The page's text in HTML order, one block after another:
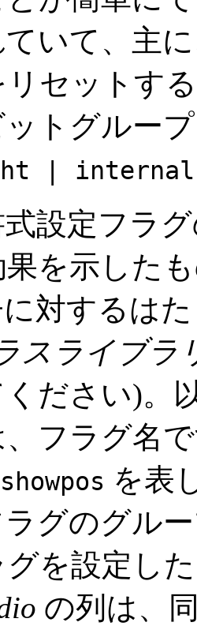
いて、主
セットす
ットグルー
| internal
設定フラ
を示した
対するは
スライブラ
ださい)。
、フラグ名
を表
グのグル
を設定し
の列は、